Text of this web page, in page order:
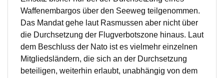
Waffenembargos über den Seeweg teilgenommen.
Das Mandat gehe laut Rasmussen aber nicht über
die Durchsetzung der Flugverbotszone hinaus. Laut
dem Beschluss der Nato ist es vielmehr einzelnen
Mitgliedsländern, die sich an der Durchsetzung
beteiligen, weiterhin erlaubt, unabhängig von dem